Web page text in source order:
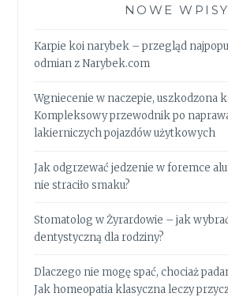
NOWE WPISY
Karpie koi narybek – przegląd
odmian z Narybek.com
Wgniecenie w naczepie, uszkodzona
Kompleksowy przewodnik po
lakierniczych pojazdów użytkowych
Jak odgrzewać jedzenie w foremce
nie straciło smaku?
Stomatolog w Żyrardowie – jak
dentystyczną dla rodziny?
Dlaczego nie mogę spać, chociaż
Jak homeopatia klasyczna leczy